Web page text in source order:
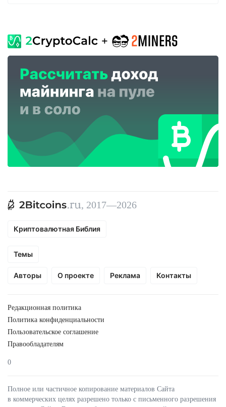
, 2017—2026
Криптовалютная Библия
Темы
Авторы О проекте Реклама Контакты
Редакционная политика
Политика конфиденциальности
Пользовательское соглашение
Правообладателям
0
Полное или частичное копирование материалов Сайта
в коммерческих целях разрешено только с письменного разрешения